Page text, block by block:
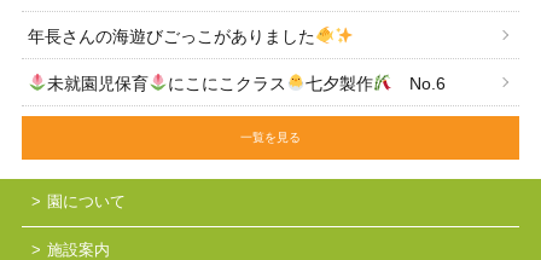
年長さんの海遊びごっこがありました
未就園児保育 にこにこクラス 七夕製作 No.6
一覧を見る
園について
施設案内